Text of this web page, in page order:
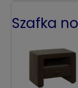
Szafka